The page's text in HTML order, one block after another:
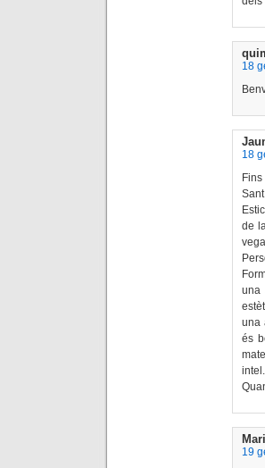
18
18
de
una
una
és
19